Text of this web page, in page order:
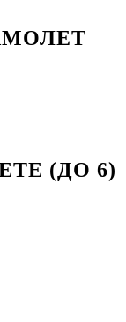
(ДО 6)